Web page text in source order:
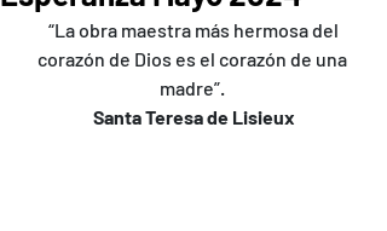
“La obra maestra más hermosa del
corazón de Dios es el corazón de una
madre”.
Santa Teresa de Lisieux